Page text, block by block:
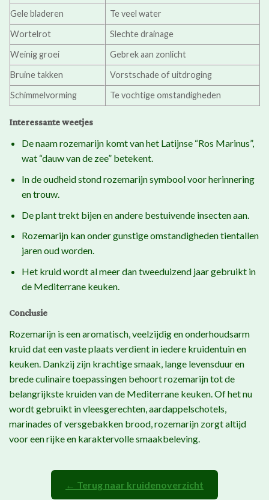
Gele bladeren
Te veel water
Wortelrot
Slechte drainage
Weinig groei
Gebrek aan zonlicht
Bruine takken
Vorstschade of uitdroging
Schimmelvorming
Te vochtige omstandigheden
Interessante weetjes
De naam rozemarijn komt van het Latijnse “Ros Marinus”,
wat “dauw van de zee” betekent.
In de oudheid stond rozemarijn symbool voor herinnering
en trouw.
De plant trekt bijen en andere bestuivende insecten aan.
Rozemarijn kan onder gunstige omstandigheden tientallen
jaren oud worden.
Het kruid wordt al meer dan tweeduizend jaar gebruikt in
de Mediterrane keuken.
Conclusie
Rozemarijn is een aromatisch, veelzijdig en onderhoudsarm
kruid dat een vaste plaats verdient in iedere kruidentuin en
keuken. Dankzij zijn krachtige smaak, lange levensduur en
brede culinaire toepassingen behoort rozemarijn tot de
belangrijkste kruiden van de Mediterrane keuken. Of het nu
wordt gebruikt in vleesgerechten, aardappelschotels,
marinades of versgebakken brood, rozemarijn zorgt altijd
voor een rijke en karaktervolle smaakbeleving.
← Terug naar kruidenoverzicht